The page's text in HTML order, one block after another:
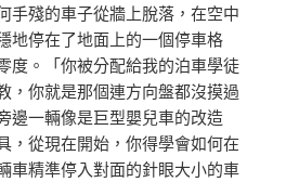
手殘的車子從牆上脫落，在空中
地停在了地面上的一個停車格
。「你被分配給我的泊車學徒
，你就是那個連方向盤都沒摸過
邊一輛像是巨型嬰兒車的改造
，從現在開始，你得學會如何在
車精準停入對面的針眼大小的車